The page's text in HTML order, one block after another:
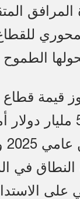
المرافق
قيمة
النطاق في
على